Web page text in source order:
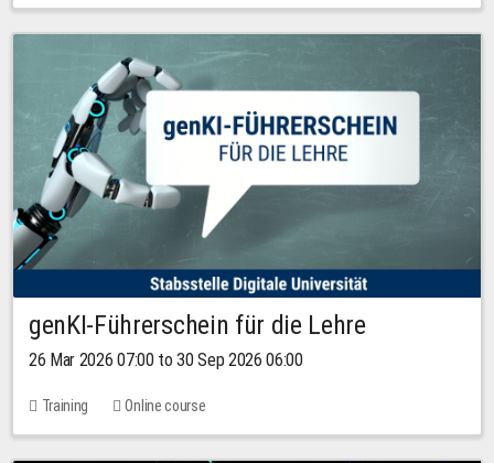
genKI-Führerschein für die Lehre
26 Mar 2026 07:00 to 30 Sep 2026 06:00
Training Online course